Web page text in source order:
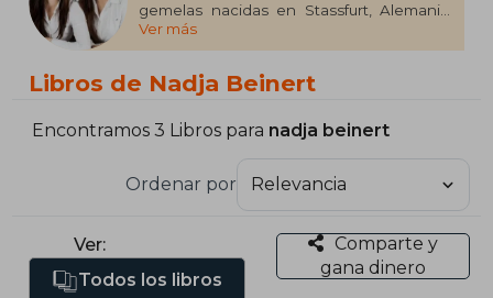
gemelas nacidas en Stassfurt, Alemania.
Claudia vive y escribe en Leipzig; y Nadja,
en Erfurt, y lleva varios años trabajando en
Ver más
Libros de Nadja Beinert
Encontramos 3 Libros para nadja beinert
Ordenar por
Ver:
Todos los libros
Comparte y
gana dinero